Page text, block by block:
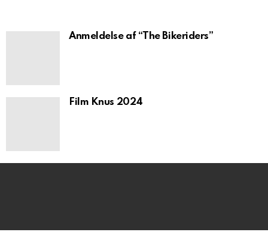
Anmeldelse af “The Bikeriders”
Film Knus 2024